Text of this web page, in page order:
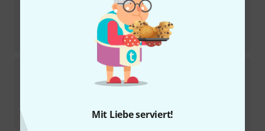
Mit Liebe serviert!
Sofort lieferbar
€
UVP: 14,95 €
Ultimate USB 2.0 Cable S1GR
13
Sofort lieferbar
UVP:12,95 €
-24%